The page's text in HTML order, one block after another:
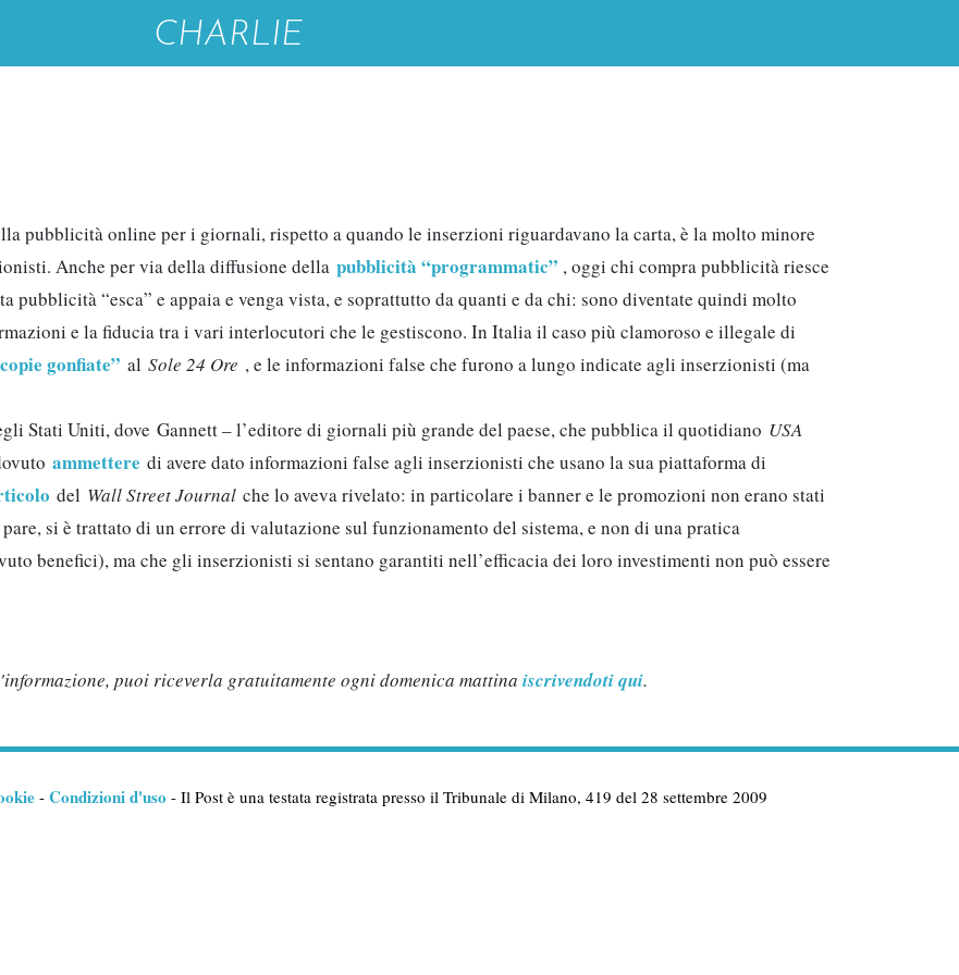
CHARLIE
pubblicità online per i giornali, rispetto a quando le inserzioni riguardavano la carta, è la molto minore
Anche per via della diffusione della pubblicità “programmatic” , oggi chi compra pubblicità riesce
pubblicità “esca” e appaia e venga vista, e soprattutto da quanti e da chi: sono diventate quindi molto
e la fiducia tra i vari interlocutori che le gestiscono. In Italia il caso più clamoroso e illegale di
gonfiate” al Sole 24 Ore , e le informazioni false che furono a lungo indicate agli inserzionisti (ma
Stati Uniti, dove Gannett – l’editore di giornali più grande del paese, che pubblica il quotidiano USA
ammettere di avere dato informazioni false agli inserzionisti che usano la sua piattaforma di
del Wall Street Journal che lo aveva rivelato: in particolare i banner e le promozioni non erano stati
si è trattato di un errore di valutazione sul funzionamento del sistema, e non di una pratica
benefici), ma che gli inserzionisti si sentano garantiti nell’efficacia dei loro investimenti non può essere
puoi riceverla gratuitamente ogni domenica mattina iscrivendoti qui.
- Condizioni d'uso - Il Post è una testata registrata presso il Tribunale di Milano, 419 del 28 settembre 2009